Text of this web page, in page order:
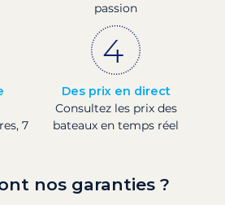
passion
7
Des prix en direct
Consultez les prix des
bateaux en temps réel
nos garanties ?